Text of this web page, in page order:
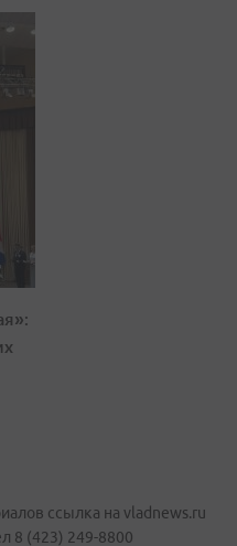
ссылка на vladnews.ru
8 (423) 249-8800